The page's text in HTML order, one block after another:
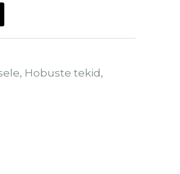
, Hobuste tekid,